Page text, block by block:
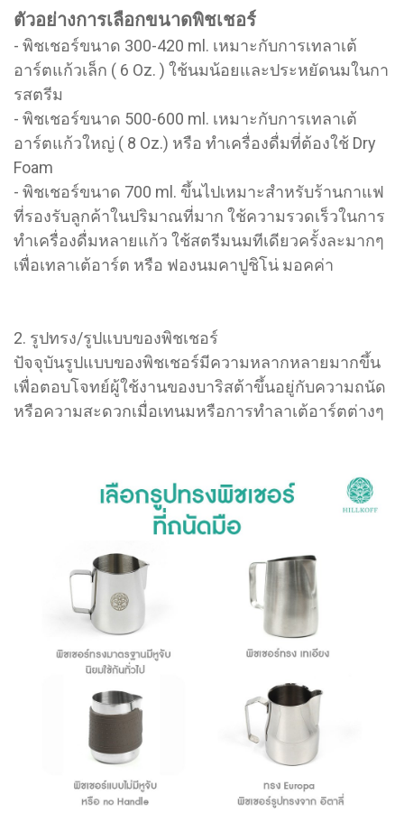
ตัวอย่างการเลือกขนาดพิชเชอร์
- พิชเชอร์ขนาด 300-420 ml. เหมาะกับการเทลาเต้
อาร์ตแก้วเล็ก ( 6 Oz. ) ใช้นมน้อยและประหยัดนมในกา
รสตรีม
- พิชเชอร์ขนาด 500-600 ml. เหมาะกับการเทลาเต้
อาร์ตแก้วใหญ่ ( 8 Oz.) หรือ ทำเครื่องดื่มที่ต้องใช้ Dry
Foam
- พิชเชอร์ขนาด 700 ml. ขึ้นไปเหมาะสำหรับร้านกาแฟ
ที่รองรับลูกค้าในปริมาณที่มาก ใช้ความรวดเร็วในการ
ทำเครื่องดื่มหลายแก้ว ใช้สตรีมนมทีเดียวครั้งละมากๆ
เพื่อเทลาเต้อาร์ต หรือ ฟองนมคาปูชิโน่ มอคค่า
2. รูปทรง/รูปแบบของพิชเชอร์
ปัจจุบันรูปแบบของพิชเชอร์มีความหลากหลายมากขึ้น
เพื่อตอบโจทย์ผู้ใช้งานของบาริสต้าขึ้นอยู่กับความถนัด
หรือความสะดวกเมื่อเทนมหรือการทำลาเต้อาร์ตต่างๆ